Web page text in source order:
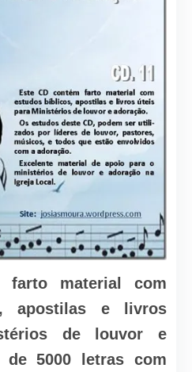
farto material com
apostilas e livros
de louvor e
de 5000 letras com